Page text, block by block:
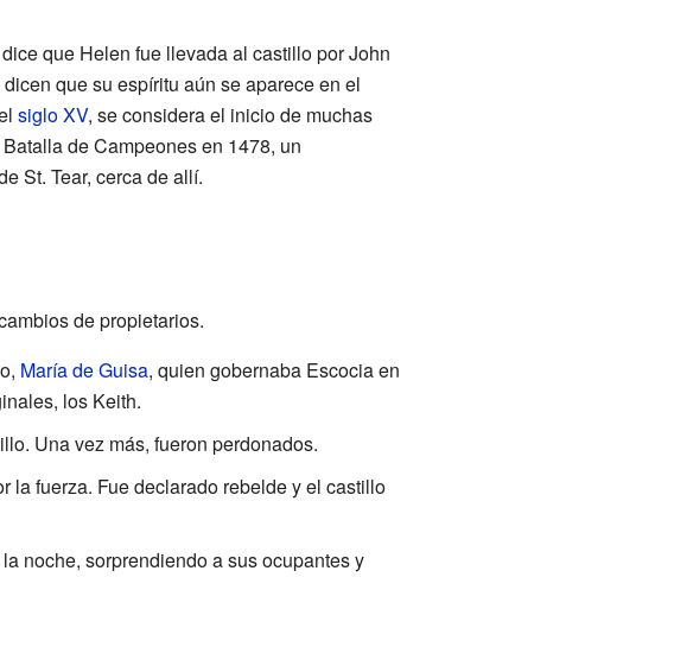
que Helen fue llevada al castillo por John
que su espíritu aún se aparece en el
siglo XV, se considera el inicio de muchas
de Campeones en 1478, un
St. Tear, cerca de allí.
de propietarios.
María de Guisa, quien gobernaba Escocia en
los Keith.
Una vez más, fueron perdonados.
la fuerza. Fue declarado rebelde y el castillo
noche, sorprendiendo a sus ocupantes y